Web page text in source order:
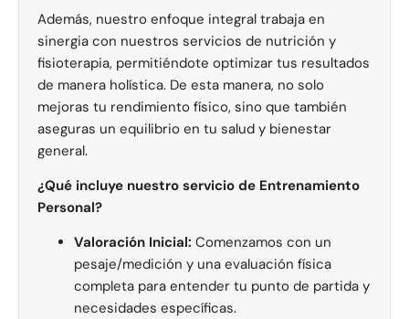
Además, nuestro enfoque integral trabaja en
sinergia con nuestros servicios de nutrición y
fisioterapia, permitiéndote optimizar tus resultados
de manera holística. De esta manera, no solo
mejoras tu rendimiento físico, sino que también
aseguras un equilibrio en tu salud y bienestar
general.
¿Qué incluye nuestro servicio de Entrenamiento
Personal?
Valoración Inicial: Comenzamos con un
pesaje/medición y una evaluación física
completa para entender tu punto de partida y
necesidades específicas.